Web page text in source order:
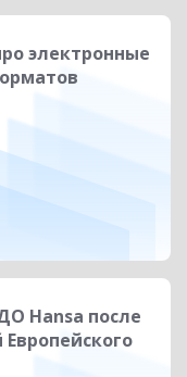
электронные
Hansa после